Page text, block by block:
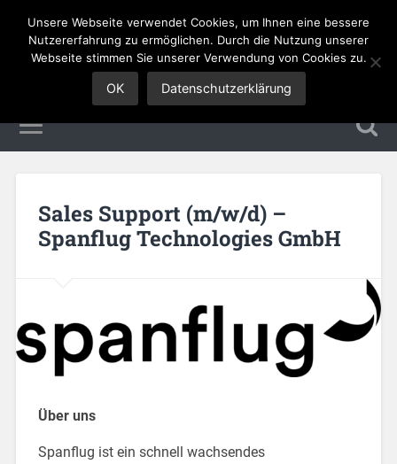
Sales Jobs
Sales Support (m/w/d) –
Spanflug Technologies GmbH
Über uns
Spanflug ist ein schnell wachsendes
Unsere Webseite verwendet Cookies, um Ihnen eine bessere
Nutzererfahrung zu ermöglichen. Durch die Nutzung unserer
Webseite stimmen Sie unserer Verwendung von Cookies zu.
OK Datenschutzerklärung